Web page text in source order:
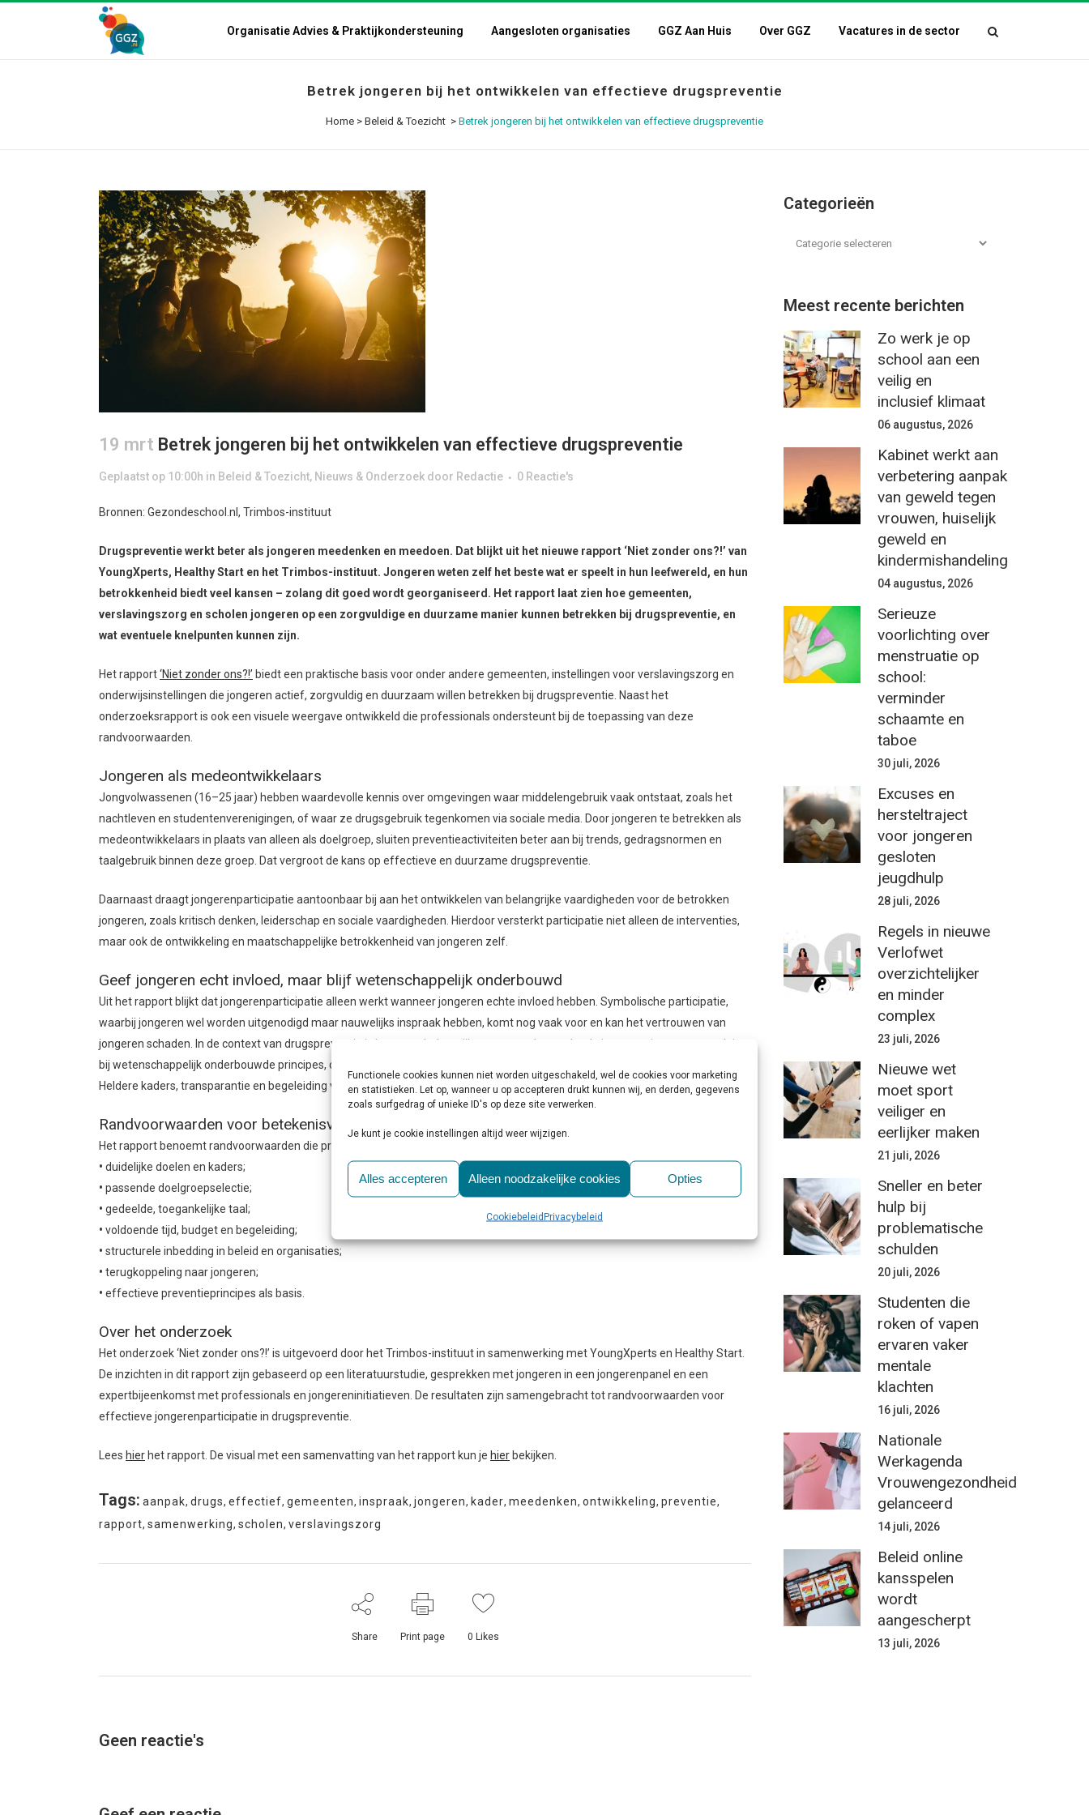
Functionele cookies kunnen niet worden uitgeschakeld, wel de cookies voor marketing
en statistieken. Let op, wanneer u op accepteren drukt kunnen wij, en derden, gegevens
zoals surfgedrag of unieke ID's op deze site verwerken.
Je kunt je cookie instellingen altijd weer wijzigen.
Alles accepteren Alleen noodzakelijke cookies Opties
CookiebeleidPrivacybeleid
Organisatie Advies & Praktijkondersteuning Aangesloten organisaties GGZ Aan Huis Over GGZ Vacatures in de sector
Betrek jongeren bij het ontwikkelen van effectieve drugspreventie
Home > Beleid & Toezicht > Betrek jongeren bij het ontwikkelen van effectieve drugspreventie
19 mrt Betrek jongeren bij het ontwikkelen van effectieve drugspreventie
Geplaatst op 10:00h in Beleid & Toezicht, Nieuws & Onderzoek door Redactie 0 Reactie's
Bronnen: Gezondeschool.nl, Trimbos-instituut
Drugspreventie werkt beter als jongeren meedenken en meedoen. Dat blijkt uit het nieuwe rapport ‘Niet zonder ons?!’ van
YoungXperts, Healthy Start en het Trimbos-instituut. Jongeren weten zelf het beste wat er speelt in hun leefwereld, en hun
betrokkenheid biedt veel kansen – zolang dit goed wordt georganiseerd. Het rapport laat zien hoe gemeenten,
verslavingszorg en scholen jongeren op een zorgvuldige en duurzame manier kunnen betrekken bij drugspreventie, en
wat eventuele knelpunten kunnen zijn.
Het rapport‘Niet zonder ons?!’ biedt een praktische basis voor onder andere gemeenten, instellingen voor verslavingszorg en
onderwijsinstellingen die jongeren actief, zorgvuldig en duurzaam willen betrekken bij drugspreventie. Naast het
onderzoeksrapport is ook een visuele weergave ontwikkeld die professionals ondersteunt bij de toepassing van deze
randvoorwaarden.
Jongeren als medeontwikkelaars
Jongvolwassenen (16–25 jaar) hebben waardevolle kennis over omgevingen waar middelengebruik vaak ontstaat, zoals het
nachtleven en studentenverenigingen, of waar ze drugsgebruik tegenkomen via sociale media. Door jongeren te betrekken als
medeontwikkelaars in plaats van alleen als doelgroep, sluiten preventieactiviteiten beter aan bij trends, gedragsnormen en
taalgebruik binnen deze groep. Dat vergroot de kans op effectieve en duurzame drugspreventie.
Daarnaast draagt jongerenparticipatie aantoonbaar bij aan het ontwikkelen van belangrijke vaardigheden voor de betrokken
jongeren, zoals kritisch denken, leiderschap en sociale vaardigheden. Hierdoor versterkt participatie niet alleen de interventies,
maar ook de ontwikkeling en maatschappelijke betrokkenheid van jongeren zelf.
Geef jongeren echt invloed, maar blijf wetenschappelijk onderbouwd
Uit het rapport blijkt dat jongerenparticipatie alleen werkt wanneer jongeren echte invloed hebben. Symbolische participatie,
waarbij jongeren wel worden uitgenodigd maar nauwelijks inspraak hebben, komt nog vaak voor en kan het vertrouwen van
jongeren schaden. In de context van drugspreventie is het extra belangrijk om erop te letten dat de input van jongeren aansluit
bij wetenschappelijk onderbouwde principes, om risico’s zoals normalisering of nieuwsgierigheid naar drugs te voorkomen.
Heldere kaders, transparantie en begeleiding voorafgaand aan, tijdens en na het project zijn daarom essentieel.
Randvoorwaarden voor betekenisvolle jongerenparticipatie
Het rapport benoemt randvoorwaarden die professionals helpen om jongeren goed te betrekken bij drugspreventie, waaronder:
• duidelijke doelen en kaders;
• passende doelgroepselectie;
• gedeelde, toegankelijke taal;
• voldoende tijd, budget en begeleiding;
• structurele inbedding in beleid en organisaties;
• terugkoppeling naar jongeren;
• effectieve preventieprincipes als basis.
Over het onderzoek
Het onderzoek ‘Niet zonder ons?!’ is uitgevoerd door het Trimbos-instituut in samenwerking met YoungXperts en Healthy Start.
De inzichten in dit rapport zijn gebaseerd op een literatuurstudie, gesprekken met jongeren in een jongerenpanel en een
expertbijeenkomst met professionals en jongereninitiatieven. De resultaten zijn samengebracht tot randvoorwaarden voor
effectieve jongerenparticipatie in drugspreventie.
Lees hier het rapport. De visual met een samenvatting van het rapport kun je hier bekijken.
Tags: aanpak, drugs, effectief, gemeenten, inspraak, jongeren, kader, meedenken, ontwikkeling, preventie,
rapport, samenwerking, scholen, verslavingszorg
Share Print page 0 Likes
Geen reactie's
Categorieën
Meest recente berichten
Zo werk je op
school aan een
veilig en
inclusief klimaat
06 augustus, 2026
Kabinet werkt aan
verbetering aanpak
van geweld tegen
vrouwen, huiselijk
geweld en
kindermishandeling
04 augustus, 2026
Serieuze
voorlichting over
menstruatie op
school:
verminder
schaamte en
taboe
30 juli, 2026
Excuses en
hersteltraject
voor jongeren
gesloten
jeugdhulp
28 juli, 2026
Regels in nieuwe
Verlofwet
overzichtelijker
en minder
complex
23 juli, 2026
Nieuwe wet
moet sport
veiliger en
eerlijker maken
21 juli, 2026
Sneller en beter
hulp bij
problematische
schulden
20 juli, 2026
Studenten die
roken of vapen
ervaren vaker
mentale
klachten
16 juli, 2026
Nationale
Werkagenda
Vrouwengezondheid
gelanceerd
14 juli, 2026
Beleid online
kansspelen
wordt
aangescherpt
13 juli, 2026